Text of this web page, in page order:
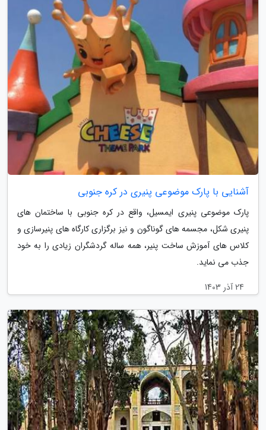
آشنایی با پارک موضوعی پنیری در کره جنوبی
پارک موضوعی پنیری ایمسیل، واقع در کره جنوبی با ساختمان های
پنیری شکل، مجسمه های گوناگون و نیز برگزاری کارگاه های پنیرسازی و
کلاس های آموزش ساخت پنیر، همه ساله گردشگران زیادی را به خود
جذب می نماید.
24 آذر 1403